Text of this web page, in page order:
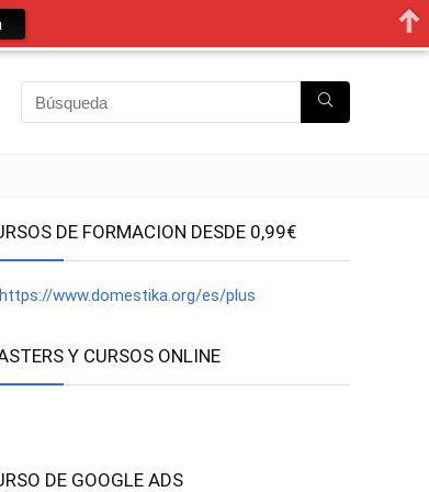
DE FORMACION DESDE 0,99€
Y CURSOS ONLINE
DE GOOGLE ADS